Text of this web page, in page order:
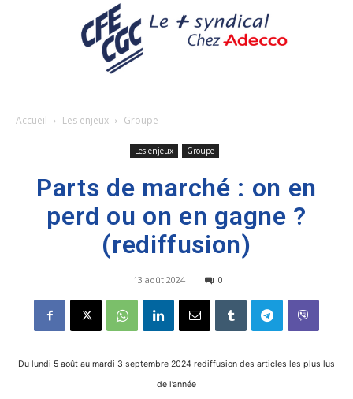
Accueil Les enjeux Groupe
Les enjeux Groupe
Parts de marché : on en
perd ou on en gagne ?
(rediffusion)
13 août 2024 0
Du lundi 5 août au mardi 3 septembre 2024 rediffusion des articles les plus lus
de l’année